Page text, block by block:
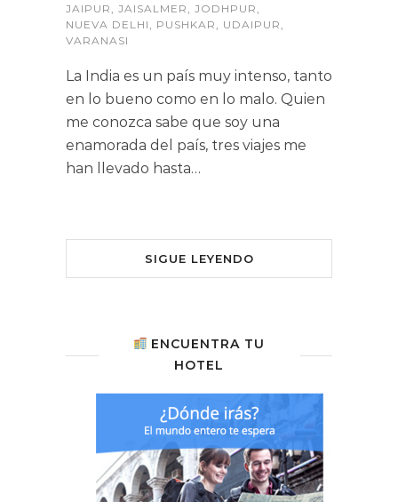
JAIPUR
JAISALMER JODHPUR
NUEVA DELHI
PUSHKAR UDAIPUR
VARANASI
La India es un país muy intenso, tanto
en lo bueno como en lo malo. Quien
me conozca sabe que soy una
enamorada del país, tres viajes me
han llevado hasta…
SIGUE LEYENDO
ENCUENTRA TU
HOTEL